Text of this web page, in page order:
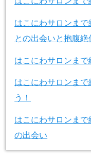
はこにわサロンま
との出会いと抱腹
はこにわサロンま
はこにわサロンま
う！
はこにわサロンま
の出会い